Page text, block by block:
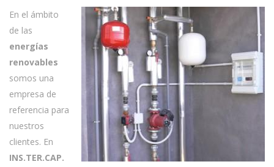
En el ámbito
de las
energías
renovables
somos una
empresa de
referencia para
nuestros
clientes. En
INS.TER.CAP.